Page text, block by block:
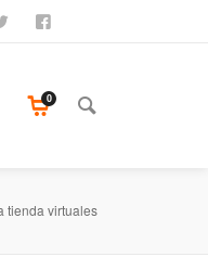
SÍGUENOS
0
tienda virtuales